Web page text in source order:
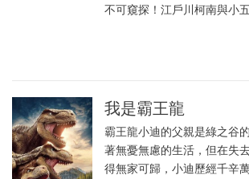
不可窺探！江戶川柯南與小
我是霸王龍
霸王龍小迪的父親是綠之谷
著無憂無慮的生活，但在失
得無家可歸，小迪歷經千辛